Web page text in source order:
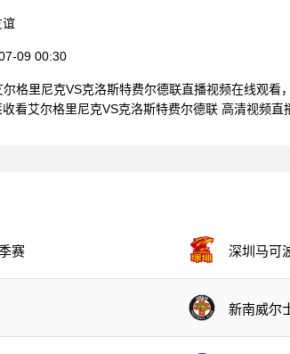
09 00:30
格里尼克VS克洛斯特费尔德联直播视频在线观
看艾尔格里尼克VS克洛斯特费尔德联 高清视频直
赛 深圳马可
新南威尔